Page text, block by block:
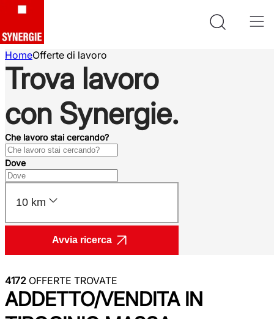
HomeOfferte di lavoro
Trova lavoro
con Synergie.
Che lavoro stai cercando?
Dove
10 km
Avvia ricerca
4172 OFFERTE TROVATE
ADDETTO/VENDITA IN